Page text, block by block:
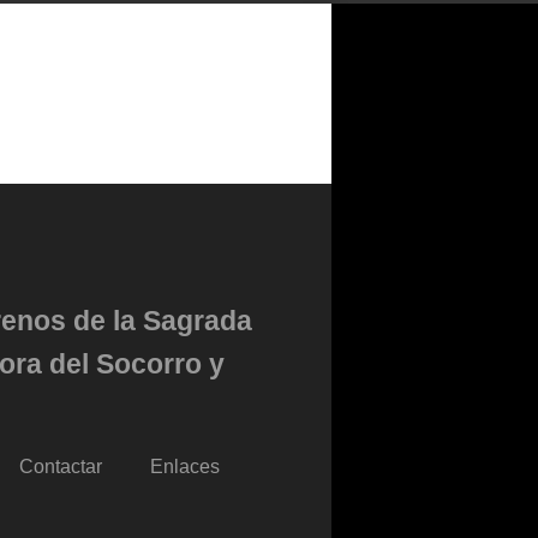
de la Sagrada
del Socorro y
Contactar Enlaces